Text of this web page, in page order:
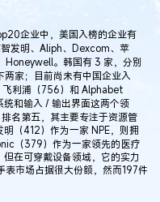
企业中，美国入榜的企业有
发明、Aliph、Dexcom、苹
。韩国有 3 家，分别
两家；目前尚未有中国企业入
飞利浦（756）和 Alphabet
和输入 / 输出界面这两个领
名第五，其主要专注于资源管
（412）作为一家 NPE，则拥
（379）作为一家领先的医疗
在可穿戴设备领域，它的实力
市场占据很大份额，然而197件